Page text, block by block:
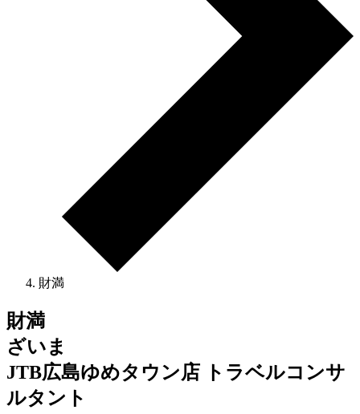
財満
財満
ざいま
JTB広島ゆめタウン店 トラベルコンサ
ルタント